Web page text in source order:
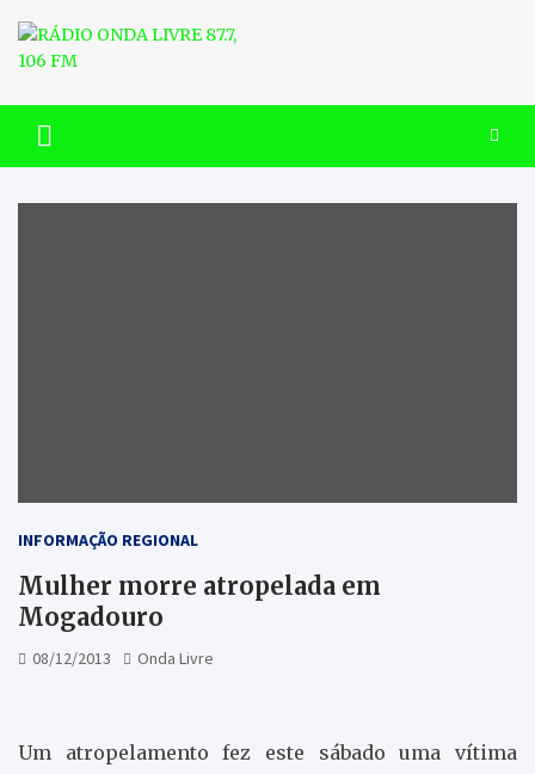
content
RÁDIO ONDA LIVRE 87.7, 106
FM
INFORMAÇÃO REGIONAL
Mulher morre atropelada em
Mogadouro
08/12/2013 Onda Livre
Um atropelamento fez este sábado uma vítima